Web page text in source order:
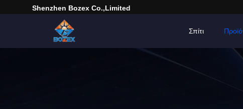
Shenzhen Bozex Co.,limited
Σπίτι